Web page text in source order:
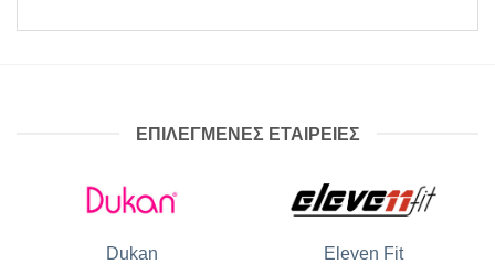
ΕΠΙΛΕΓΜΕΝΕΣ ΕΤΑΙΡΕΙΕΣ
Dukan Eleven Fit